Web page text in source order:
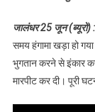
जालंधर 25 जून (ब्यूरो) :
समय हंगामा खड़ा हो
भुगतान करने से इंकार
मारपीट कर दी। पूरी